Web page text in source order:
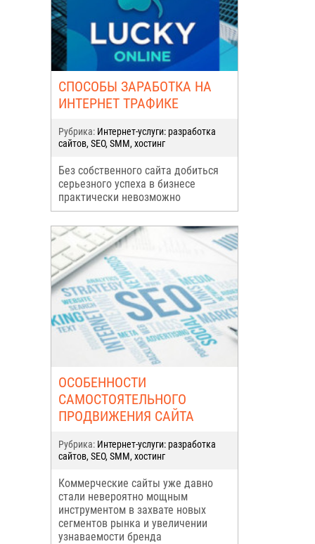
СПОСОБЫ ЗАРАБОТКА НА
ИНТЕРНЕТ ТРАФИКЕ
Рубрика: Интернет-услуги: разработка
сайтов, SEO, SMM, хостинг
Без собственного сайта добиться
серьезного успеха в бизнесе
практически невозможно
ОСОБЕННОСТИ
САМОСТОЯТЕЛЬНОГО
ПРОДВИЖЕНИЯ САЙТА
Рубрика: Интернет-услуги: разработка
сайтов, SEO, SMM, хостинг
Коммерческие сайты уже давно
стали невероятно мощным
инструментом в захвате новых
сегментов рынка и увеличении
узнаваемости бренда